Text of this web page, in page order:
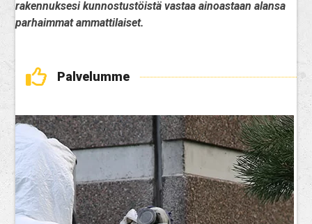
rakennuksesi kunnostustöistä vastaa ainoastaan alansa
parhaimmat ammattilaiset.
Palvelumme